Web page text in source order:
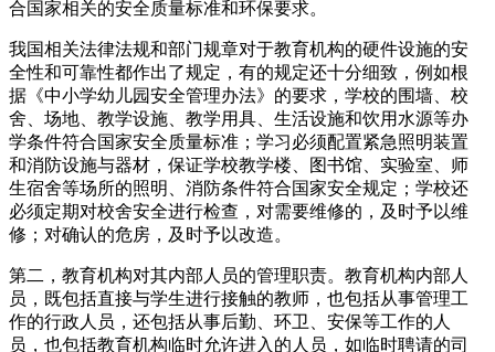
合国家相关的安全质量标准和环保要求。
我国相关法律法规和部门规章对于教育机构的硬件设施的安
全性和可靠性都作出了规定，有的规定还十分细致，例如根
据《中小学幼儿园安全管理办法》的要求，学校的围墙、校
舍、场地、教学设施、教学用具、生活设施和饮用水源等办
学条件符合国家安全质量标准；学习必须配置紧急照明装置
和消防设施与器材，保证学校教学楼、图书馆、实验室、师
生宿舍等场所的照明、消防条件符合国家安全规定；学校还
必须定期对校舍安全进行检查，对需要维修的，及时予以维
修；对确认的危房，及时予以改造。
第二，教育机构对其内部人员的管理职责。教育机构内部人
员，既包括直接与学生进行接触的教师，也包括从事管理工
作的行政人员，还包括从事后勤、环卫、安保等工作的人
员，也包括教育机构临时允许进入的人员，如临时聘请的司